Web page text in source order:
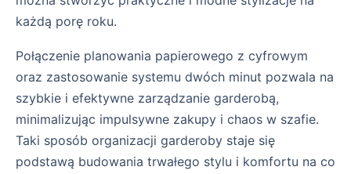
każdą porę roku.
Połączenie planowania papierowego z cyfrowym
oraz zastosowanie systemu dwóch minut pozwala na
szybkie i efektywne zarządzanie garderobą,
minimalizując impulsywne zakupy i chaos w szafie.
Taki sposób organizacji garderoby staje się
podstawą budowania trwałego stylu i komfortu na co